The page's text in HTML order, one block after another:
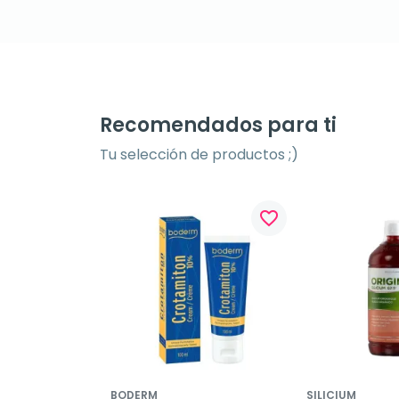
Recomendados para ti
Tu selección de productos ;)
favorite_border
BODERM SILICIUM